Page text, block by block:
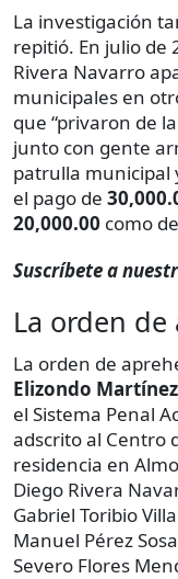
La investigación
repitió. En julio de
Rivera Navarro
municipales en
que “privaron de
junto con gente
patrulla municipal
el pago de
20,000.00 como
Suscríbete a
La orden
La orden de
Elizondo Martínez
el Sistema Penal
adscrito al Centro
residencia en
Diego Rivera
Gabriel Toribio
Manuel Pérez
Severo Flores